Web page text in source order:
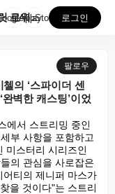
‘아이 윌 파인드 유’ 주연 브릿 로워, 레이첼의 ‘스...
AppStore 로그인
팔로우
의 ‘스파이더 센
벽한 캐스팅’이었
에서 스트리밍 중인
부 사항을 포함하고
미스터리 시리즈인
의 관심을 사로잡은
티의 제니퍼 마스가
을 것이다"는 스트리